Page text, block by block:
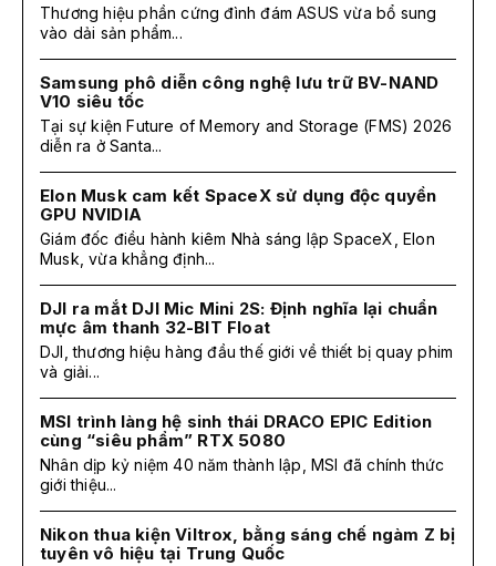
Thương hiệu phần cứng đình đám ASUS vừa bổ sung
vào dải sản phẩm...
Samsung phô diễn công nghệ lưu trữ BV-NAND
V10 siêu tốc
Tại sự kiện Future of Memory and Storage (FMS) 2026
diễn ra ở Santa...
Elon Musk cam kết SpaceX sử dụng độc quyền
GPU NVIDIA
Giám đốc điều hành kiêm Nhà sáng lập SpaceX, Elon
Musk, vừa khẳng định...
DJI ra mắt DJI Mic Mini 2S: Định nghĩa lại chuẩn
mực âm thanh 32-BIT Float
DJI, thương hiệu hàng đầu thế giới về thiết bị quay phim
và giải...
MSI trình làng hệ sinh thái DRACO EPIC Edition
cùng “siêu phẩm” RTX 5080
Nhân dịp kỷ niệm 40 năm thành lập, MSI đã chính thức
giới thiệu...
Nikon thua kiện Viltrox, bằng sáng chế ngàm Z bị
tuyên vô hiệu tại Trung Quốc